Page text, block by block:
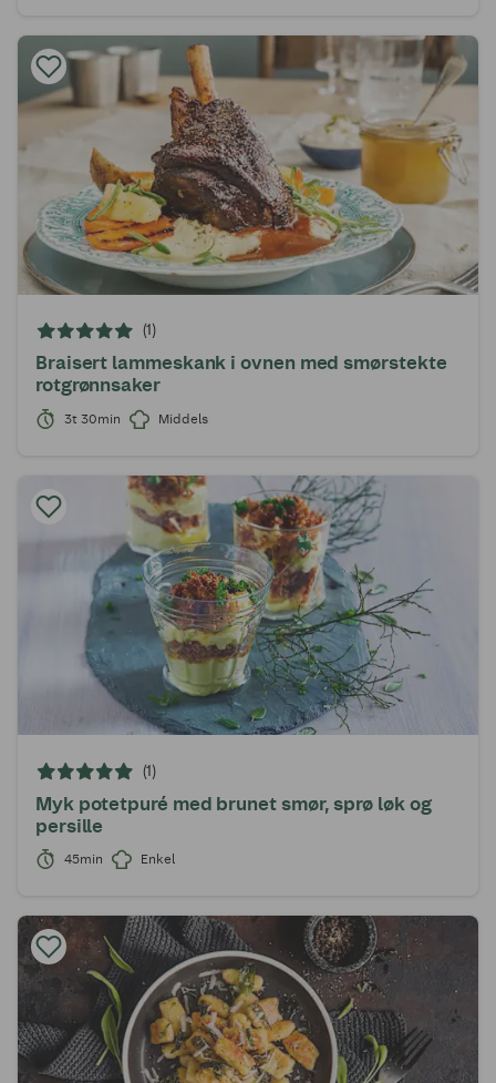
(1)
Braisert lammeskank i ovnen med smørstekte
rotgrønnsaker
3t 30min Middels
(1)
Myk potetpuré med brunet smør, sprø løk og
persille
45min Enkel